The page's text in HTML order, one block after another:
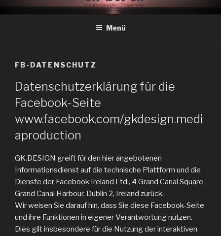
Zum
InhaltCORPORATE DESIGN,
MEDIENGESTALTUNG,
AUSSENWERBUNG, F
ILDREDAKTION IN E
PPERTSHAUSEN, R
ÖDERMARK, DIEBURG, D
ARMSTADT, FRANKFURT
Wir erleichtern Ihren Unternehmeralltag.
Menü
FB-DATENSCHUTZ
Datenschutzerklärung für die
Facebook-Seite
www.facebook.com/gkdesign.medi
aproduction
GK.DESIGN greift für den hier angebotenen
Informationsdienst auf die technische Plattform und die
Dienste der Facebook Ireland Ltd., 4 Grand Canal Square
Grand Canal Harbour, Dublin 2, Ireland zurück.
Wir weisen Sie darauf hin, dass Sie diese Facebook-Seite
und ihre Funktionen in eigener Verantwortung nutzen.
Dies gilt insbesondere für die Nutzung der interaktiven